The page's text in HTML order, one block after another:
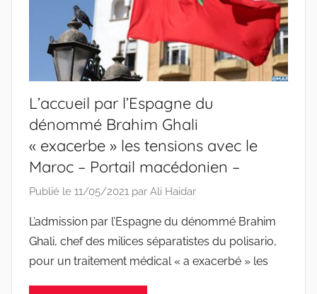
L’accueil par l’Espagne du
dénommé Brahim Ghali
« exacerbe » les tensions avec le
Maroc – Portail macédonien –
Publié le 11/05/2021 par Ali Haidar
L’admission par l’Espagne du dénommé Brahim
Ghali, chef des milices séparatistes du polisario,
pour un traitement médical « a exacerbé » les